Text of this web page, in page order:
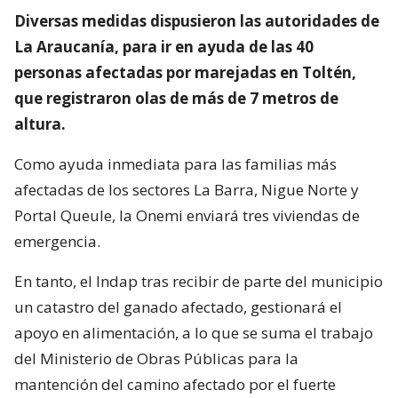
Diversas medidas dispusieron las autoridades de
La Araucanía, para ir en ayuda de las 40
personas afectadas por marejadas en Toltén,
que registraron olas de más de 7 metros de
altura.
Como ayuda inmediata para las familias más
afectadas de los sectores La Barra, Nigue Norte y
Portal Queule, la Onemi enviará tres viviendas de
emergencia.
En tanto, el Indap tras recibir de parte del municipio
un catastro del ganado afectado, gestionará el
apoyo en alimentación, a lo que se suma el trabajo
del Ministerio de Obras Públicas para la
mantención del camino afectado por el fuerte